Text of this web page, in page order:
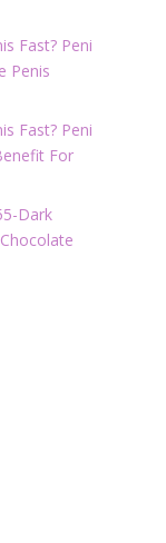
Fast? Peni
Penis
Fast? Peni
For
Dark